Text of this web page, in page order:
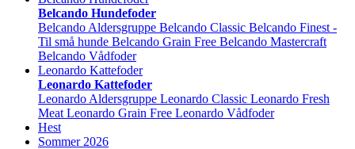
Belcando Hundefoder
Belcando Aldersgruppe Belcando Classic Belcando Finest -
Til små hunde Belcando Grain Free Belcando Mastercraft
Belcando Vådfoder
Leonardo Kattefoder
Leonardo Kattefoder
Leonardo Aldersgruppe Leonardo Classic Leonardo Fresh
Meat Leonardo Grain Free Leonardo Vådfoder
Hest
Sommer 2026